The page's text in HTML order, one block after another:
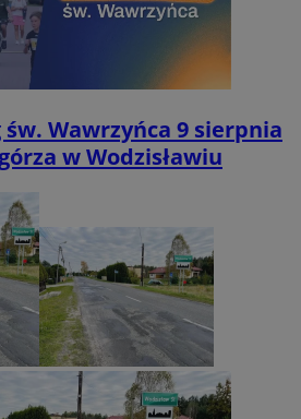
Wawrzyńca 9 sierpnia
w Wodzisławiu